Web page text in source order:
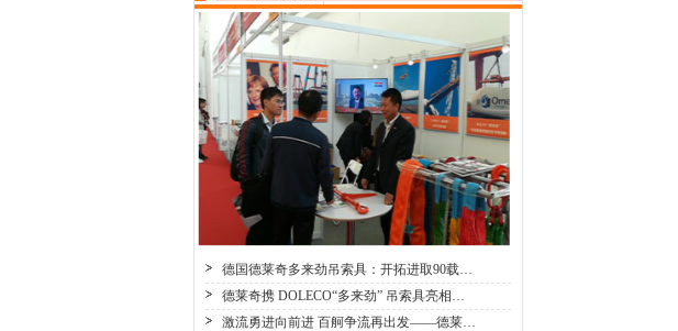
德国德莱奇多来劲吊索具：开拓进取90载…
德莱奇携 DOLECO“多来劲” 吊索具亮相…
激流勇进向前进 百舸争流再出发——德莱…